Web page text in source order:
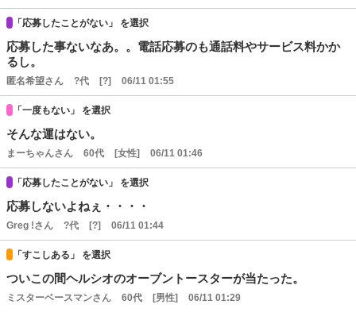
「応募したことがない」 を選択
応募した事ないなあ。。電話応募のも通話料やサービス料かか
るし。
匿名希望さん ?代 [?] 06/11 01:55
「一度もない」 を選択
そんな運はない。
まーちゃんさん 60代 [女性] 06/11 01:46
「応募したことがない」 を選択
応募しないよねぇ・・・・
Greg !さん ?代 [?] 06/11 01:44
「すこしある」 を選択
ついこの間ヘルシオのオーブントースターが当たった。
ミスターベースマンさん 60代 [男性] 06/11 01:29